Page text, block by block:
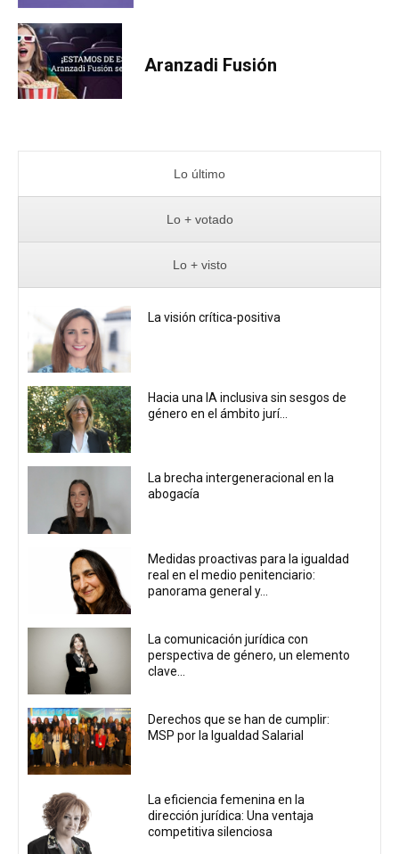
Aranzadi Fusión
Lo último
Lo + votado
Lo + visto
La visión crítica-positiva
Hacia una IA inclusiva sin sesgos de
género en el ámbito jurí...
La brecha intergeneracional en la
abogacía
Medidas proactivas para la igualdad
real en el medio penitenciario:
panorama general y...
La comunicación jurídica con
perspectiva de género, un elemento
clave...
Derechos que se han de cumplir:
MSP por la Igualdad Salarial
La eficiencia femenina en la
dirección jurídica: Una ventaja
competitiva silenciosa